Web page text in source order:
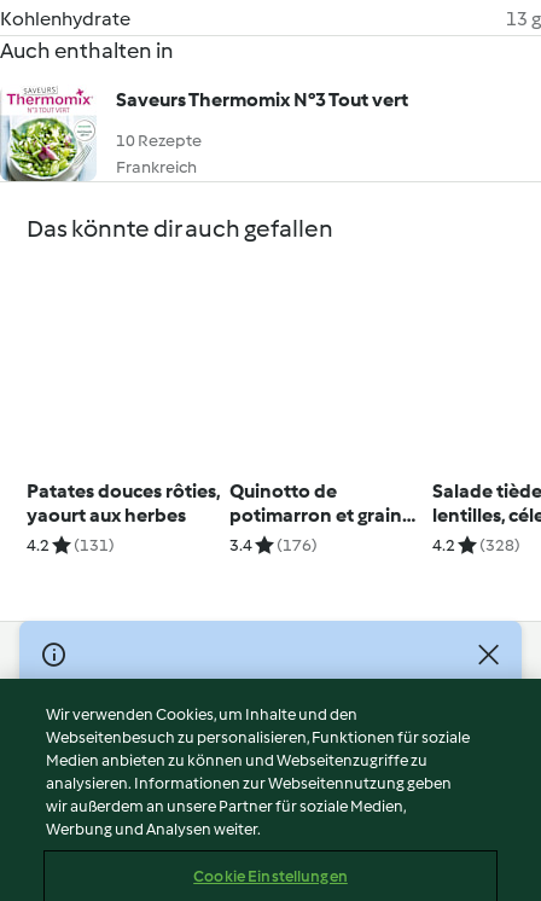
Kohlenhydrate
13 g
Auch enthalten in
Saveurs Thermomix N°3 Tout vert
10 Rezepte
Frankreich
Das könnte dir auch gefallen
Patates douces rôties,
yaourt aux herbes
4.2 (131)
Quinotto de
potimarron et graines
de courge
3.4 (176)
Salade
lentilles,
carotte et
4.2 (328)
© Copyright 2026
Nutzungsbedingungen
Datenschutzrichtlinien
Disclaimer
Impressum
Cookies
Wir verwenden Cookies, um Inhalte und den
Webseitenbesuch zu personalisieren, Funktionen für soziale
Medien anbieten zu können und Webseitenzugriffe zu
analysieren. Informationen zur Webseitennutzung geben
wir außerdem an unsere Partner für soziale Medien,
Werbung und Analysen weiter.
Cookie Einstellungen